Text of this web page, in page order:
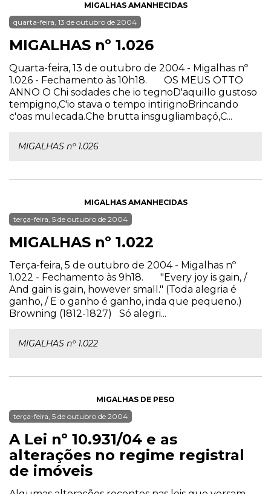
MIGALHAS AMANHECIDAS
quarta-feira, 13 de outubro de 2004
MIGALHAS nº 1.026
Quarta-feira, 13 de outubro de 2004 - Migalhas nº
1.026 - Fechamento às 10h18. OS MEUS OTTO
ANNO O Chi sodades che io tegnoD'aquillo gustoso
tempigno,C'io stava o tempo intirignoBrincando
c'oas mulecada.Che brutta insgugliambaçó,C...
MIGALHAS nº 1.026
MIGALHAS AMANHECIDAS
terça-feira, 5 de outubro de 2004
MIGALHAS nº 1.022
Terça-feira, 5 de outubro de 2004 - Migalhas nº
1.022 - Fechamento às 9h18. "Every joy is gain, /
And gain is gain, however small." (Toda alegria é
ganho, / E o ganho é ganho, inda que pequeno.)
Browning (1812-1827) Só alegri...
MIGALHAS nº 1.022
MIGALHAS DE PESO
terça-feira, 5 de outubro de 2004
A Lei nº 10.931/04 e as
alterações no regime registral
de imóveis